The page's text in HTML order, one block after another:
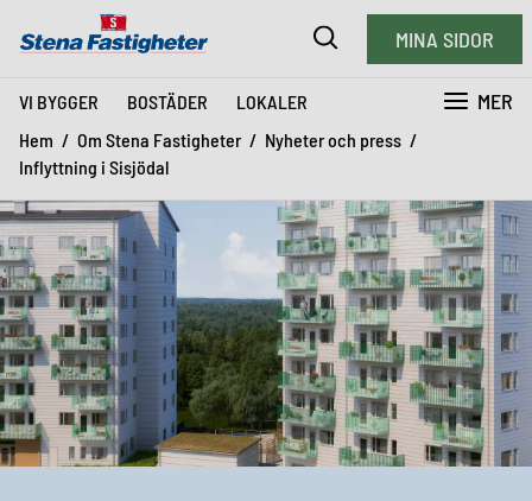
VI BYGGER BOSTÄDER LOKALER MER
MINA SIDOR
Hem Om Stena Fastigheter
Nyheter och press
Inflyttning i Sisjödal